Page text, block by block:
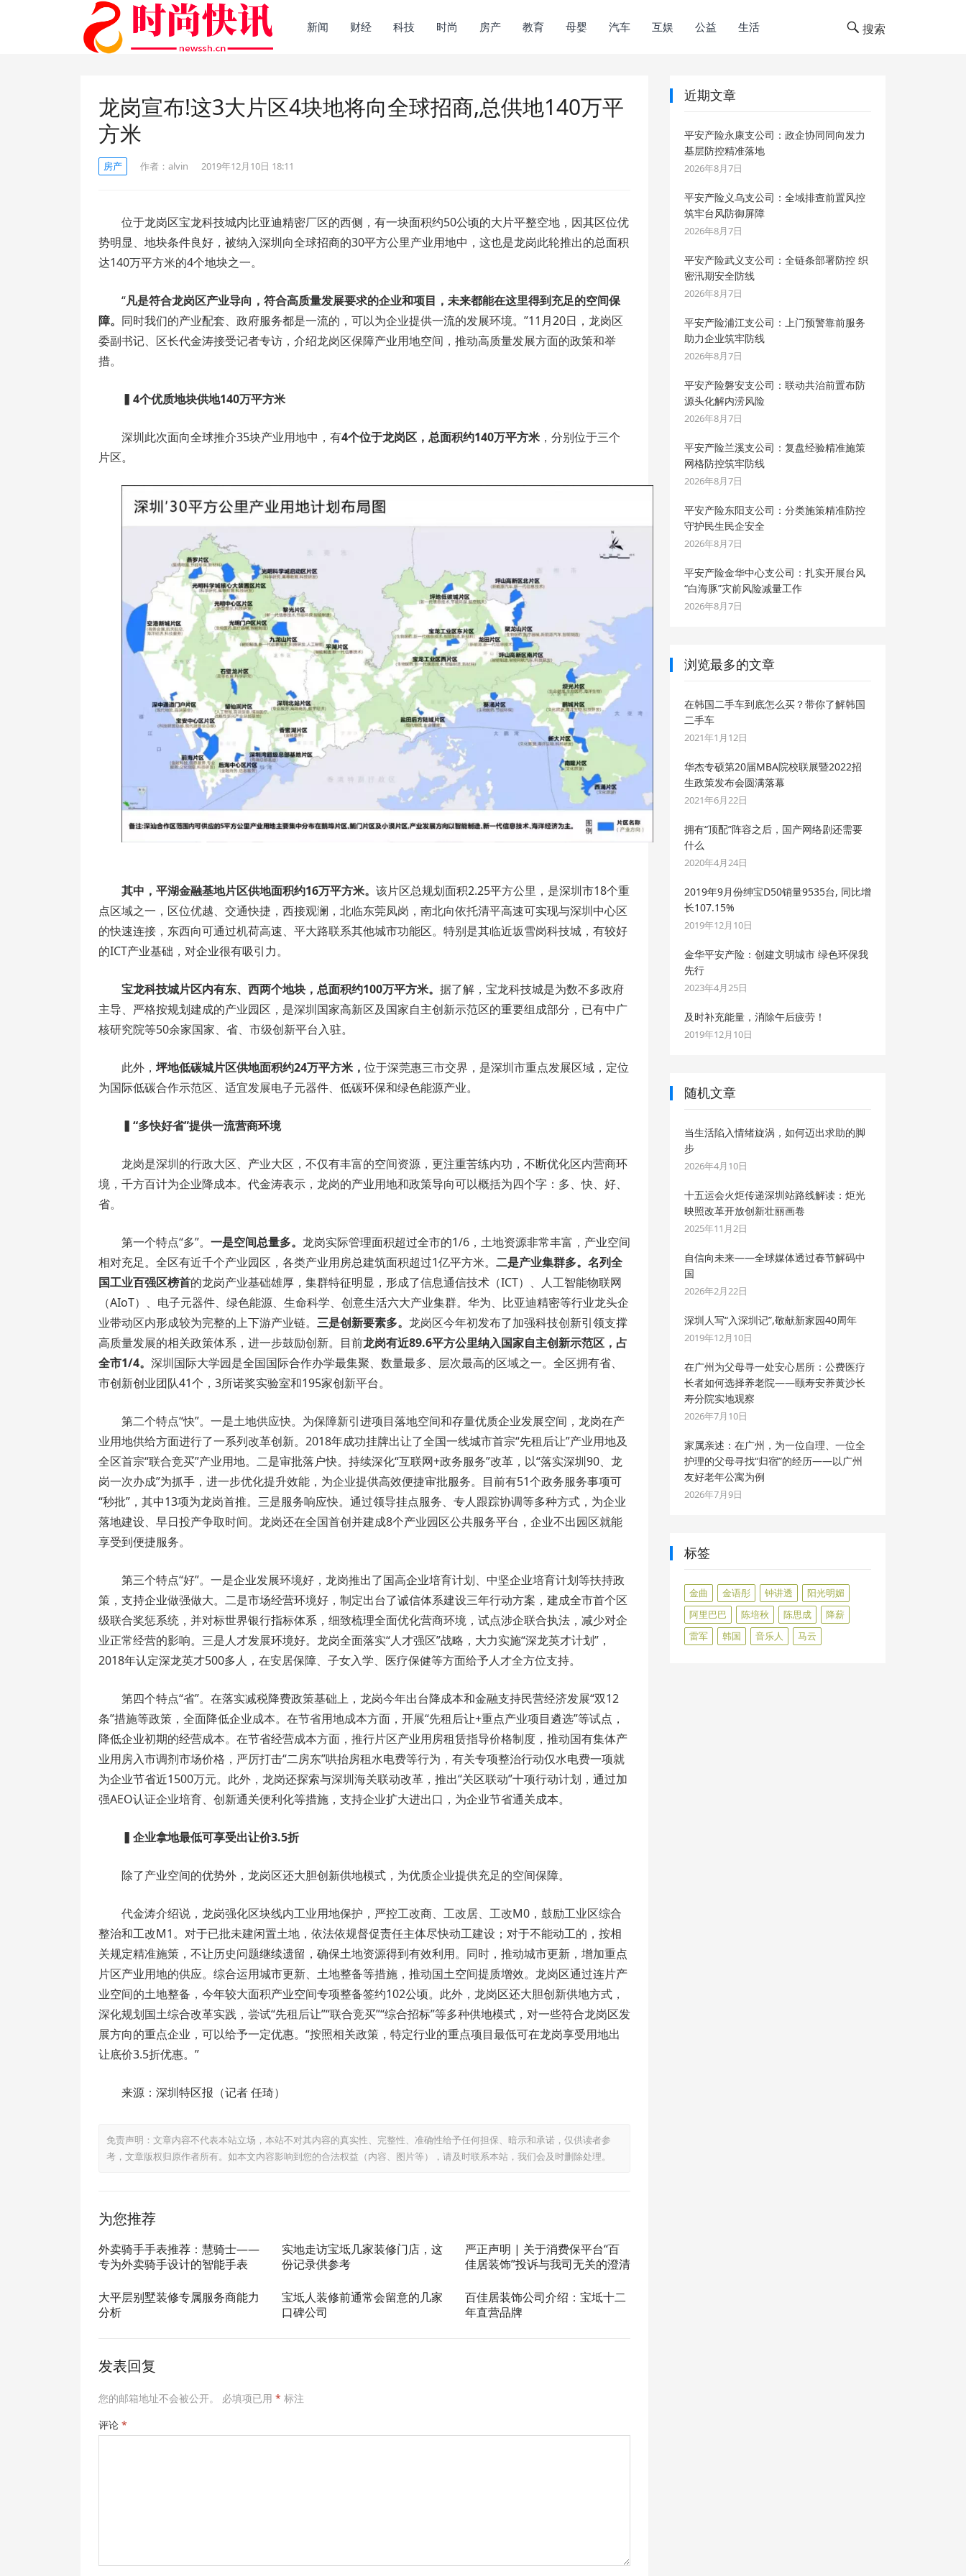
新闻 财经 科技 时尚 房产 教育 母婴 汽车 互娱 公益 生活 搜索
龙岗宣布!这3大片区4块地将向全球招商,总供地140万平
方米
房产 作者： alvin 2019年12月10日 18:11
位于龙岗区宝龙科技城内比亚迪精密厂区的西侧，有一块面积约50公顷的大片平整空地，因其区位优
势明显、地块条件良好，被纳入深圳向全球招商的30平方公里产业用地中，这也是龙岗此轮推出的总面积
达140万平方米的4个地块之一。
“凡是符合龙岗区产业导向，符合高质量发展要求的企业和项目，未来都能在这里得到充足的空间保
障。 同时我们的产业配套、政府服务都是一流的，可以为企业提供一流的发展环境。”11月20日，龙岗区
委副书记、区长代金涛接受记者专访，介绍龙岗区保障产业用地空间，推动高质量发展方面的政策和举
措。
▍ 4个优质地块供地140万平方米
深圳此次面向全球推介35块产业用地中，有4个位于龙岗区，总面积约140万平方米 ，分别位于三个
片区。
其中，平湖金融基地片区供地面积约16万平方米。 该片区总规划面积2.25平方公里，是深圳市18个重
点区域之一，区位优越、交通快捷，西接观澜，北临东莞凤岗，南北向依托清平高速可实现与深圳中心区
的快速连接，东西向可通过机荷高速、平大路联系其他城市功能区。特别是其临近坂雪岗科技城，有较好
的ICT产业基础，对企业很有吸引力。
宝龙科技城片区内有东、西两个地块，总面积约100万平方米。 据了解，宝龙科技城是为数不多政府
主导、严格按规划建成的产业园区，是深圳国家高新区及国家自主创新示范区的重要组成部分，已有中广
核研究院等50余家国家、省、市级创新平台入驻。
此外， 坪地低碳城片区供地面积约24万平方米， 位于深莞惠三市交界，是深圳市重点发展区域，定位
为国际低碳合作示范区、适宜发展电子元器件、低碳环保和绿色能源产业。
▍ “多快好省”提供一流营商环境
龙岗是深圳的行政大区、产业大区，不仅有丰富的空间资源，更注重苦练内功，不断优化区内营商环
境，千方百计为企业降成本。代金涛表示，龙岗的产业用地和政策导向可以概括为四个字：多、快、好、
省。
第一个特点“多”。 一是空间总量多。 龙岗实际管理面积超过全市的1/6，土地资源非常丰富，产业空间
相对充足。全区有近千个产业园区，各类产业用房总建筑面积超过1亿平方米。 二是产业集群多。 名列全
国工业百强区榜首的龙岗产业基础雄厚，集群特征明显，形成了信息通信技术（ICT）、人工智能物联网
（AIoT）、电子元器件、绿色能源、生命科学、创意生活六大产业集群。华为、比亚迪精密等行业龙头企
业带动区内形成较为完整的上下游产业链。 三是创新要素多。 龙岗区今年初发布了加强科技创新引领支撑
高质量发展的相关政策体系，进一步鼓励创新。目前龙岗有近89.6平方公里纳入国家自主创新示范区，占
全市1/4。 深圳国际大学园是全国国际合作办学最集聚、数量最多、层次最高的区域之一。全区拥有省、
市创新创业团队41个，3所诺奖实验室和195家创新平台。
第二个特点“快”。一是土地供应快。为保障新引进项目落地空间和存量优质企业发展空间，龙岗在产
业用地供给方面进行了一系列改革创新。2018年成功挂牌出让了全国一线城市首宗“先租后让”产业用地及
全区首宗“联合竞买”产业用地。二是审批落户快。持续深化“互联网+政务服务”改革，以“落实深圳90、龙
岗一次办成”为抓手，进一步优化提升效能，为企业提供高效便捷审批服务。目前有51个政务服务事项可
“秒批”，其中13项为龙岗首推。三是服务响应快。通过领导挂点服务、专人跟踪协调等多种方式，为企业
落地建设、早日投产争取时间。龙岗还在全国首创并建成8个产业园区公共服务平台，企业不出园区就能
享受到便捷服务。
第三个特点“好”。一是企业发展环境好，龙岗推出了国高企业培育计划、中坚企业培育计划等扶持政
策，支持企业做强做大。二是市场经营环境好，制定出台了诚信体系建设三年行动方案，建成全市首个区
级联合奖惩系统，并对标世界银行指标体系，细致梳理全面优化营商环境，试点涉企联合执法，减少对企
业正常经营的影响。三是人才发展环境好。龙岗全面落实“人才强区”战略，大力实施“深龙英才计划”，
2018年认定深龙英才500多人，在安居保障、子女入学、医疗保健等方面给予人才全方位支持。
第四个特点“省”。在落实减税降费政策基础上，龙岗今年出台降成本和金融支持民营经济发展“双12
条”措施等政策，全面降低企业成本。在节省用地成本方面，开展“先租后让+重点产业项目遴选”等试点，
降低企业初期的经营成本。在节省经营成本方面，推行片区产业用房租赁指导价格制度，推动国有集体产
业用房入市调剂市场价格，严厉打击“二房东”哄抬房租水电费等行为，有关专项整治行动仅水电费一项就
为企业节省近1500万元。此外，龙岗还探索与深圳海关联动改革，推出“关区联动”十项行动计划，通过加
强AEO认证企业培育、创新通关便利化等措施，支持企业扩大进出口，为企业节省通关成本。
▍ 企业拿地最低可享受出让价3.5折
除了产业空间的优势外，龙岗区还大胆创新供地模式，为优质企业提供充足的空间保障。
代金涛介绍说，龙岗强化区块线内工业用地保护，严控工改商、工改居、工改M0，鼓励工业区综合
整治和工改M1。对于已批未建闲置土地，依法依规督促责任主体尽快动工建设；对于不能动工的，按相
关规定精准施策，不让历史问题继续遗留，确保土地资源得到有效利用。同时，推动城市更新，增加重点
片区产业用地的供应。综合运用城市更新、土地整备等措施，推动国土空间提质增效。龙岗区通过连片产
业空间的土地整备，今年较大面积产业空间专项整备签约102公顷。此外，龙岗区还大胆创新供地方式，
深化规划国土综合改革实践，尝试“先租后让”“联合竞买”“综合招标”等多种供地模式，对一些符合龙岗区发
展方向的重点企业，可以给予一定优惠。“按照相关政策，特定行业的重点项目最低可在龙岗享受用地出
让底价3.5折优惠。”
来源：深圳特区报（记者 任琦）
免责声明：文章内容不代表本站立场，本站不对其内容的真实性、完整性、准确性给予任何担保、暗示和承诺，仅供读者参
考，文章版权归原作者所有。如本文内容影响到您的合法权益（内容、图片等），请及时联系本站，我们会及时删除处理。
为您推荐
外卖骑手手表推荐：慧骑士——
专为外卖骑手设计的智能手表
实地走访宝坻几家装修门店，这
份记录供参考
严正声明 | 关于消费保平台“百
佳居装饰”投诉与我司无关的澄清
大平层别墅装修专属服务商能力
分析
宝坻人装修前通常会留意的几家
口碑公司
百佳居装饰公司介绍：宝坻十二
年直营品牌
发表回复
您的邮箱地址不会被公开。 必填项已用 * 标注
评论 *
近期文章
平安产险永康支公司：政企协同同向发力
基层防控精准落地
2026年8月7日
平安产险义乌支公司：全域排查前置风控
筑牢台风防御屏障
2026年8月7日
平安产险武义支公司：全链条部署防控 织
密汛期安全防线
2026年8月7日
平安产险浦江支公司：上门预警靠前服务
助力企业筑牢防线
2026年8月7日
平安产险磐安支公司：联动共治前置布防
源头化解内涝风险
2026年8月7日
平安产险兰溪支公司：复盘经验精准施策
网格防控筑牢防线
2026年8月7日
平安产险东阳支公司：分类施策精准防控
守护民生民企安全
2026年8月7日
平安产险金华中心支公司：扎实开展台风
“白海豚”灾前风险减量工作
2026年8月7日
浏览最多的文章
在韩国二手车到底怎么买？带你了解韩国
二手车
2021年1月12日
华杰专硕第20届MBA院校联展暨2022招
生政策发布会圆满落幕
2021年6月22日
拥有“顶配”阵容之后，国产网络剧还需要
什么
2020年4月24日
2019年9月份绅宝D50销量9535台, 同比增
长107.15%
2019年12月10日
金华平安产险：创建文明城市 绿色环保我
先行
2023年4月25日
及时补充能量，消除午后疲劳！
2019年12月10日
随机文章
当生活陷入情绪旋涡，如何迈出求助的脚
步
2026年4月10日
十五运会火炬传递深圳站路线解读：炬光
映照改革开放创新壮丽画卷
2025年11月2日
自信向未来——全球媒体透过春节解码中
国
2026年2月22日
深圳人写“入深圳记”,敬献新家园40周年
2019年12月10日
在广州为父母寻一处安心居所：公费医疗
长者如何选择养老院——颐寿安养黄沙长
寿分院实地观察
2026年7月10日
家属亲述：在广州，为一位自理、一位全
护理的父母寻找“归宿”的经历——以广州
友好老年公寓为例
2026年7月9日
标签
金曲 金语彤 钟讲透
阳光明媚
阿里巴巴
陈培秋 陈思成
降薪
雷军
韩国 音乐人 马云